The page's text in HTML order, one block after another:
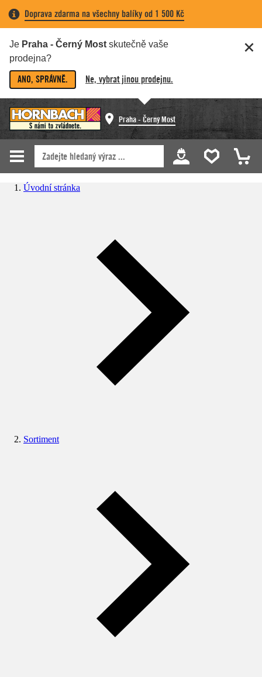
Doprava zdarma na všechny balíky od 1 500 Kč
Je Praha - Černý Most skutečně vaše
prodejna?
ANO, SPRÁVNĚ. Ne, vybrat jinou prodejnu.
Praha - Černý Most
Úvodní stránka
Sortiment